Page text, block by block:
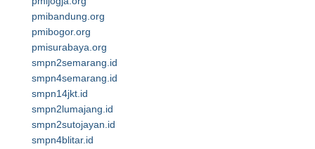
pmibandung.org
pmibogor.org
pmisurabaya.org
smpn2semarang.id
smpn4semarang.id
smpn14jkt.id
smpn2lumajang.id
smpn2sutojayan.id
smpn4blitar.id